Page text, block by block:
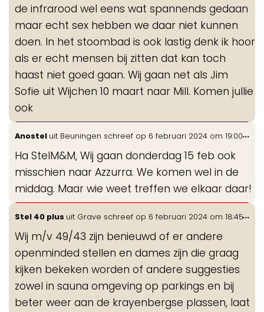
de infrarood wel eens wat spannends gedaan
maar echt sex hebben we daar niet kunnen
doen. In het stoombad is ook lastig denk ik hoor
als er echt mensen bij zitten dat kan toch
haast niet goed gaan. Wij gaan net als Jim
Sofie uit Wijchen 10 maart naar Mill. Komen jullie
ook
Anostel uit Beuningen schreef op 6 februari 2024 om 19:00
Ha StelM&M, Wij gaan donderdag 15 feb ook
misschien naar Azzurra. We komen wel in de
middag. Maar wie weet treffen we elkaar daar!
...
Stel 40 plus uit Grave schreef op 6 februari 2024 om 18:45
Wij m/v 49/43 zijn benieuwd of er andere
openminded stellen en dames zijn die graag
kijken bekeken worden of andere suggesties
zowel in sauna omgeving op parkings en bij
beter weer aan de krayenbergse plassen, laat
...